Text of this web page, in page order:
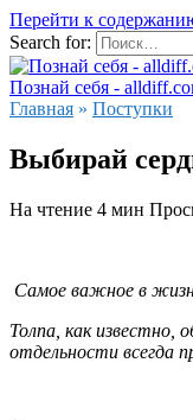
Перейти к
Search for:
Познай себя -
Главная » Поступки
Выбирай
На чтение 4 мин
Самое важное в
Толпа, как известно,
отдельности всегда